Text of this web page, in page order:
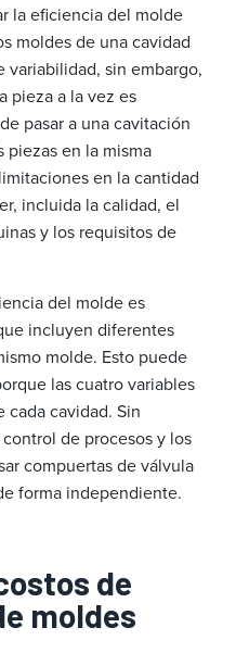
la eficiencia del molde
moldes de una cavidad
sin embargo,
pieza a la vez es
pasar a una cavitación
piezas en la misma
en la cantidad
incluida la calidad, el
y los requisitos de
del molde es
incluyen diferentes
molde. Esto puede
las cuatro variables
cavidad. Sin
de procesos y los
compuertas de válvula
forma independiente.
de
moldes